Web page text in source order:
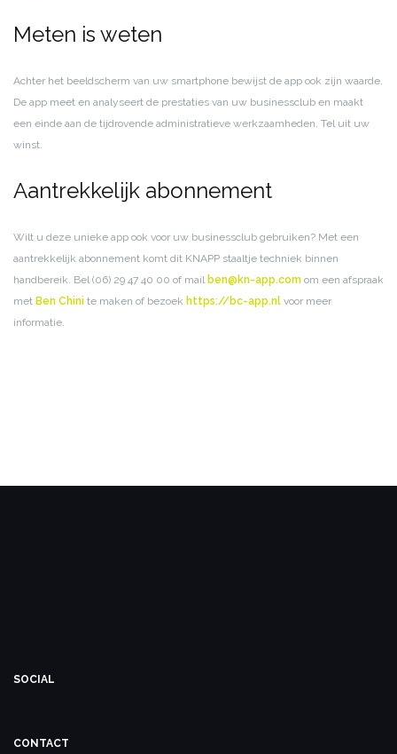
Meten is weten
Achter het beeldscherm van uw smartphone bewijst de app ook zijn waarde.
De app meet en analyseert de prestaties van uw businessclub en maakt
een einde aan de tijdrovende administratieve werkzaamheden. Tel uit uw
winst.
Aantrekkelijk abonnement
Wilt u deze unieke app ook voor uw businessclub gebruiken? Met een
aantrekkelijk abonnement komt dit KNAPP staaltje techniek binnen
handbereik. Bel (06) 29 47 40 00 of mail ben@kn-app.com om een afspraak
met Ben Chini te maken of bezoek https://bc-app.nl voor meer
informatie.
SOCIAL
CONTACT